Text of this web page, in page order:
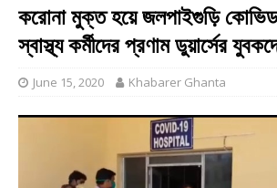
করোনা মুক্ত হয়ে জলপাইগুড়ি কোভিড
স্বাস্থ্য কর্মীদের প্রণাম ডুয়ার্সের
June 15, 2020 Khabarer Ghanta